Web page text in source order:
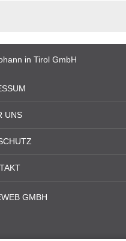
in Tirol GmbH
UNS
GMBH